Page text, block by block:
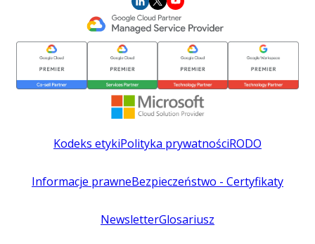
Kodeks etykiPolityka prywatnościRODO
Informacje prawneBezpieczeństwo - Certyfikaty
NewsletterGlosariusz